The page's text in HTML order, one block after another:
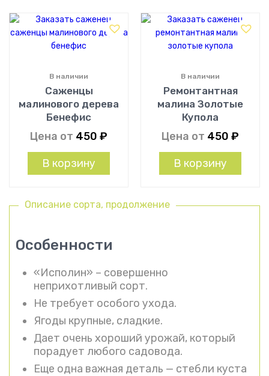
Описание сорта, продолжение
Особенности
«Исполин» – совершенно
неприхотливый сорт.
Не требует особого ухода.
Ягоды крупные, сладкие.
Дает очень хороший урожай, который
порадует любого садовода.
Еще одна важная деталь — стебли куста
Саженцы
малинового дерева
Бенефис
В наличии
Цена от 450 ₽
В корзину
Ремонтантная
малина Золотые
Купола
В наличии
Цена от 450 ₽
В корзину